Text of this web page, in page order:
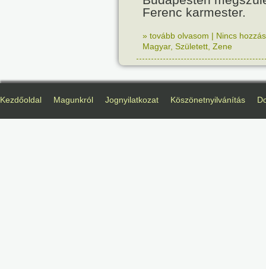
Ferenc karmester.
» tovább olvasom | Nincs
Magyar, Született Zene
Kezdőoldal Magunkról Jognyilatkozat Köszönetnyilvánítás